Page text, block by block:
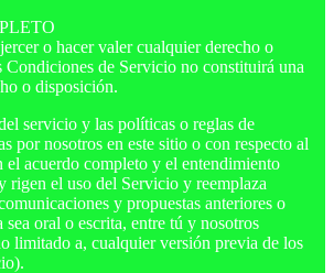
o hacer valer cualquier derecho o
Condiciones de Servicio no constituirá una
o disposición.
servicio y las políticas o reglas de
por nosotros en este sitio o con respecto al
el acuerdo completo y el entendimiento
rigen el uso del Servicio y reemplaza
y propuestas anteriores o
sea oral o escrita, entre tú y nosotros
limitado a, cualquier versión previa de los